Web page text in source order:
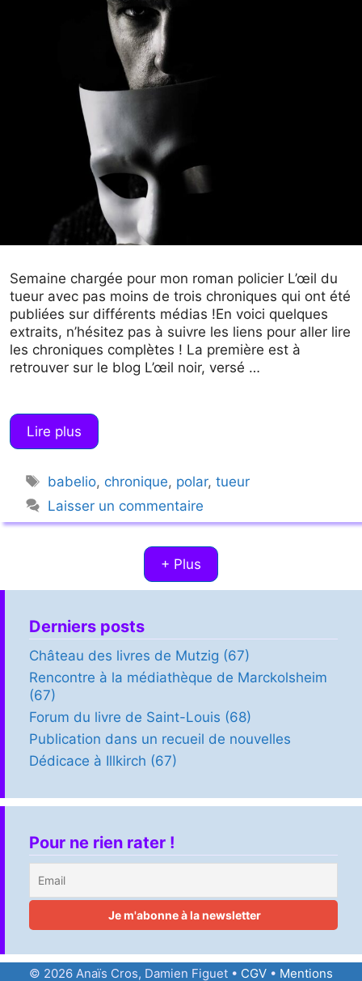
Semaine chargée pour mon roman policier L’œil du
tueur avec pas moins de trois chroniques qui ont été
publiées sur différents médias !En voici quelques
extraits, n’hésitez pas à suivre les liens pour aller lire
les chroniques complètes ! La première est à
retrouver sur le blog L’œil noir, versé …
Lire plus
Étiquettes
babelio, chronique, polar,tueur
Laisser un commentaire
+ Plus
Derniers posts
Château des livres de Mutzig (67)
Rencontre à la médiathèque de Marckolsheim
(67)
Forum du livre de Saint-Louis (68)
Publication dans un recueil de nouvelles
Dédicace à Illkirch (67)
Pour ne rien rater !
© 2026 Anaïs Cros, Damien Figuet • CGV • Mentions
Article ajouté au panier
0 Produit -0,00€ Paiement